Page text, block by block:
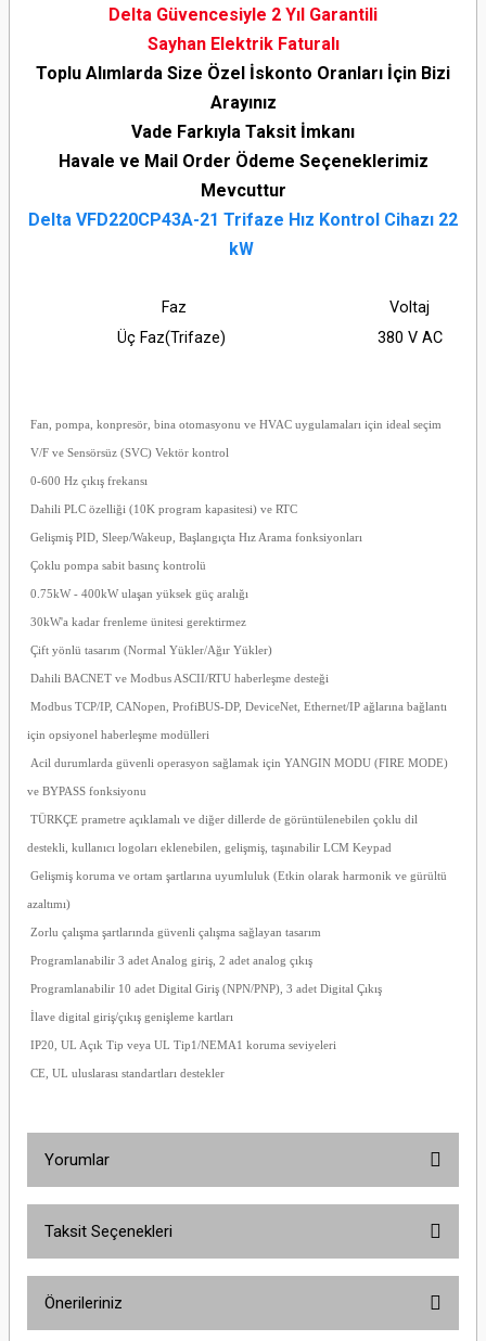
Delta Güvencesiyle 2 Yıl Garantili
Sayhan Elektrik Faturalı
Toplu Alımlarda Size Özel İskonto Oranları İçin Bizi
Arayınız
Vade Farkıyla Taksit İmkanı
Havale ve Mail Order Ödeme Seçeneklerimiz
Mevcuttur
Delta VFD220CP43A-21 Trifaze Hız Kontrol Cihazı 22
kW
Faz
Voltaj
Üç Faz(Trifaze)
380 V AC
Fan, pompa, konpresör, bina otomasyonu ve HVAC uygulamaları için ideal seçim
V/F ve Sensörsüz (SVC) Vektör kontrol
0-600 Hz çıkış frekansı
Dahili PLC özelliği (10K program kapasitesi) ve RTC
Gelişmiş PID, Sleep/Wakeup, Başlangıçta Hız Arama fonksiyonları
Çoklu pompa sabit basınç kontrolü
0.75kW - 400kW ulaşan yüksek güç aralığı
30kW'a kadar frenleme ünitesi gerektirmez
Çift yönlü tasarım (Normal Yükler/Ağır Yükler)
Dahili BACNET ve Modbus ASCII/RTU haberleşme desteği
Modbus TCP/IP, CANopen, ProfiBUS-DP, DeviceNet, Ethernet/IP ağlarına bağlantı
için opsiyonel haberleşme modülleri
Acil durumlarda güvenli operasyon sağlamak için YANGIN MODU (FIRE MODE)
ve BYPASS fonksiyonu
TÜRKÇE prametre açıklamalı ve diğer dillerde de görüntülenebilen çoklu dil
destekli, kullanıcı logoları eklenebilen, gelişmiş, taşınabilir LCM Keypad
Gelişmiş koruma ve ortam şartlarına uyumluluk (Etkin olarak harmonik ve gürültü
azaltımı)
Zorlu çalışma şartlarında güvenli çalışma sağlayan tasarım
Programlanabilir 3 adet Analog giriş, 2 adet analog çıkış
Programlanabilir 10 adet Digital Giriş (NPN/PNP), 3 adet Digital Çıkış
İlave digital giriş/çıkış genişleme kartları
IP20, UL Açık Tip veya UL Tip1/NEMA1 koruma seviyeleri
CE, UL uluslarası standartları destekler
Yorumlar
Taksit Seçenekleri
Önerileriniz